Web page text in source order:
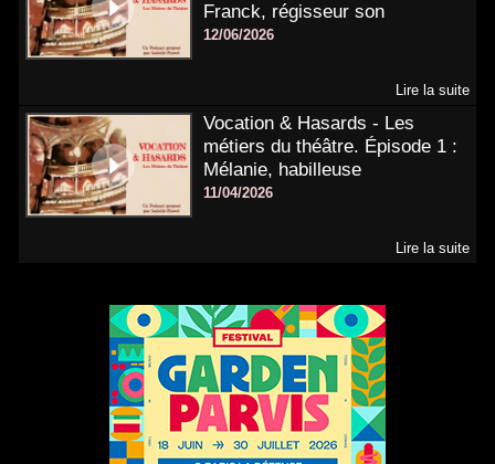
Franck, régisseur son
12/06/2026
Lire la suite
Vocation & Hasards - Les
métiers du théâtre. Épisode 1 :
Mélanie, habilleuse
11/04/2026
Lire la suite